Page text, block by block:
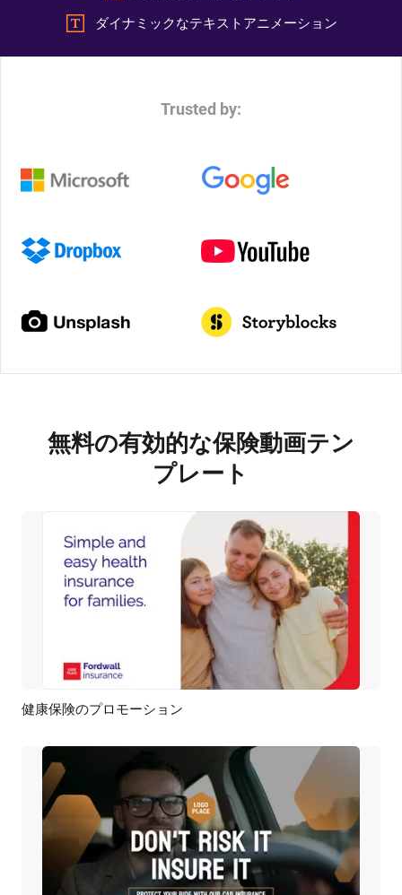
ダイナミックなテキストアニメーション
Trusted by:
無料の有効的な保険動画テン
プレート
プレビュー
健康保険のプロモーション